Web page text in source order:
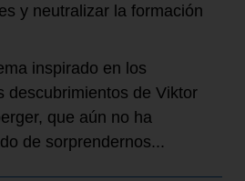
y neutralizar la formación
inspirado en los
descubrimientos de Viktor
que aún no ha
de sorprendernos...